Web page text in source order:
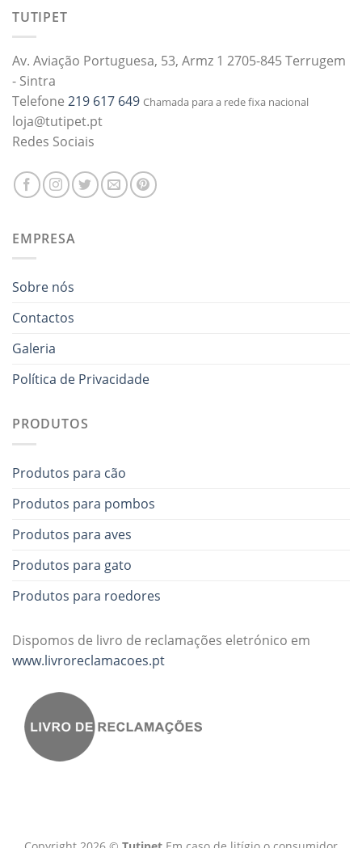
TUTIPET
Av. Aviação Portuguesa, 53, Armz 1 2705-845 Terrugem
- Sintra
Telefone 219 617 649 Chamada para a rede fixa nacional
loja@tutipet.pt
Redes Sociais
EMPRESA
Sobre nós
Contactos
Galeria
Política de Privacidade
PRODUTOS
Produtos para cão
Produtos para pombos
Produtos para aves
Produtos para gato
Produtos para roedores
Dispomos de livro de reclamações eletrónico em
www.livroreclamacoes.pt